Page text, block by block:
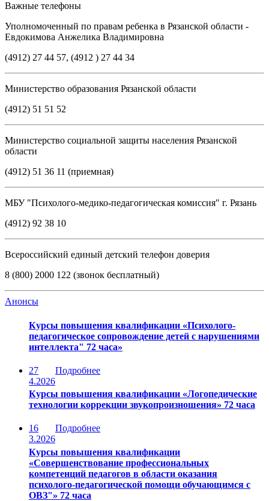
Важные телефоны
Уполномоченный по правам ребенка в Рязанской области -
Евдокимова Анжелика Владимировна
(4912) 27 44 57, (4912 ) 27 44 34
Министерство образования Рязанской области
(4912) 51 51 52
Министерство социальной защиты населения Рязанской
области
(4912) 51 36 11 (приемная)
МБУ "Психолого-медико-педагогическая комиссия" г. Рязань
(4912) 92 38 10
Всероссийский единый детский телефон доверия
8 (800) 2000 122 (звонок бесплатный)
Анонсы
Курсы повышения квалификации «Психолого-
педагогическое сопровождение детей с нарушениями
интеллекта" 72 часа»
27
4.2026
Подробнее
Курсы повышения квалификации «Логопедические
технологии коррекции звукопроизношения» 72 часа
16
3.2026
Подробнее
Курсы повышения квалификации
«Совершенствование профессиональных
компетенций педагогов в области оказания
психолого-педагогической помощи обучающимся с
ОВЗ"» 72 часа